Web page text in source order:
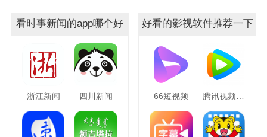
看时事新闻的app哪个好
浙江新闻 四川新闻
好看的影视软件推荐一下
66短视频 腾讯视频hd